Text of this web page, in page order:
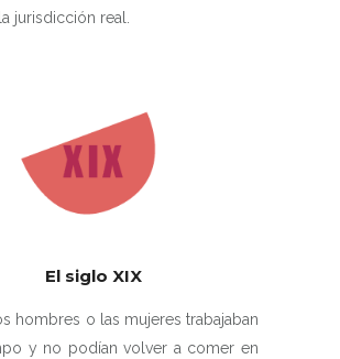
jurisdicción real.
El siglo XIX
hombres o las mujeres trabajaban
y no podían volver a comer en